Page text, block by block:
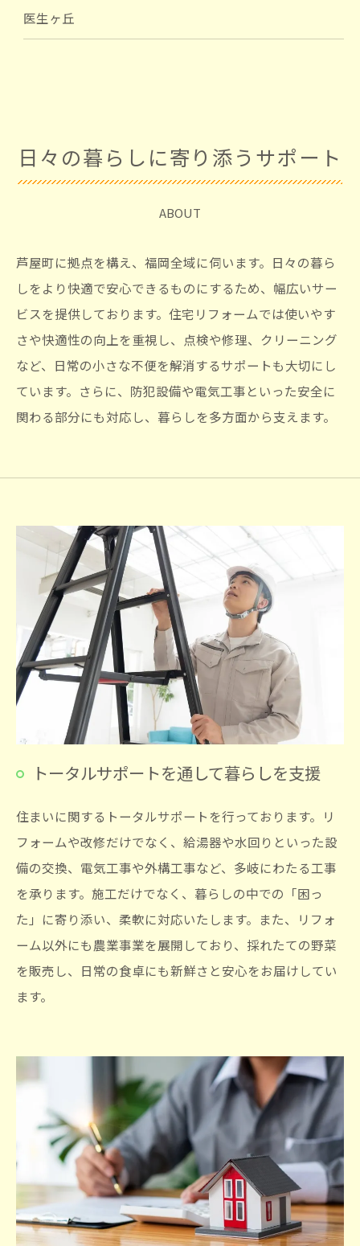
医生ヶ丘
日々の暮らしに寄り添うサポート
ABOUT
芦屋町に拠点を構え、福岡全域に伺います。日々の暮ら
しをより快適で安心できるものにするため、幅広いサー
ビスを提供しております。住宅リフォームでは使いやす
さや快適性の向上を重視し、点検や修理、クリーニング
など、日常の小さな不便を解消するサポートも大切にし
ています。さらに、防犯設備や電気工事といった安全に
関わる部分にも対応し、暮らしを多方面から支えます。
トータルサポートを通して暮らしを支援
住まいに関するトータルサポートを行っております。リ
フォームや改修だけでなく、給湯器や水回りといった設
備の交換、電気工事や外構工事など、多岐にわたる工事
を承ります。施工だけでなく、暮らしの中での「困っ
た」に寄り添い、柔軟に対応いたします。また、リフォ
ーム以外にも農業事業を展開しており、採れたての野菜
を販売し、日常の食卓にも新鮮さと安心をお届けしてい
ます。
お問い合わせはこちら